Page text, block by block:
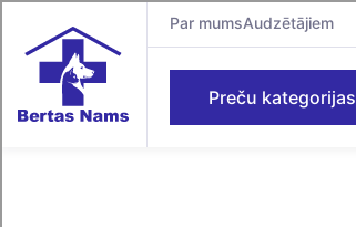
Par mumsAudzētājiem
Preču kategorijas